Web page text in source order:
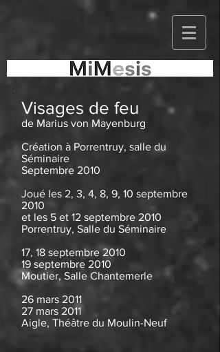
Visages de feu
de Marius von Mayenburg
Création à Porrentruy, salle du
Séminaire
Septembre 2010
Joué les 2, 3, 4, 8, 9, 10 septembre
2010
et les 5 et 12 septembre 2010
Porrentruy, Salle du Séminaire
17, 18 septembre 2010
19 septembre 2010
Moutier, Salle Chantemerle
26 mars 2011
27 mars 2011
Aigle, Théâtre du Moulin-Neuf